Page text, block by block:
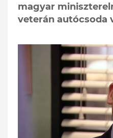
magyar
veterán autócsoda